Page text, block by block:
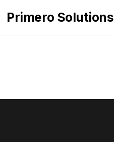
Primero Solutions